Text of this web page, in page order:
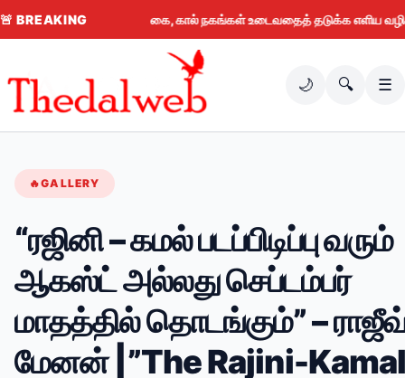
🚨BREAKING கை, கால் நகங்கள் உடைவதைத் தடுக்க எளிய வழிகள்
🌙 🔍 ☰
🔥GALLERY
“ரஜினி – கமல் படப்பிடிப்பு வரும்
ஆகஸ்ட் அல்லது செப்டம்பர்
மாதத்தில் தொடங்கும்” –
மேனன் |”The Rajini-